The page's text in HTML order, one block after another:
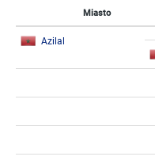
Miasto
Azilal